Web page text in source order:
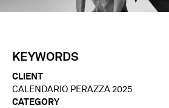
KEYWORDS
CLIENT
CALENDARIO PERAZZA 2025
CATEGORY